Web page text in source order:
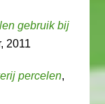
gebruik bij
2011
percelen,